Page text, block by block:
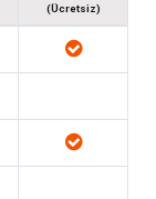
(Ücretsiz)